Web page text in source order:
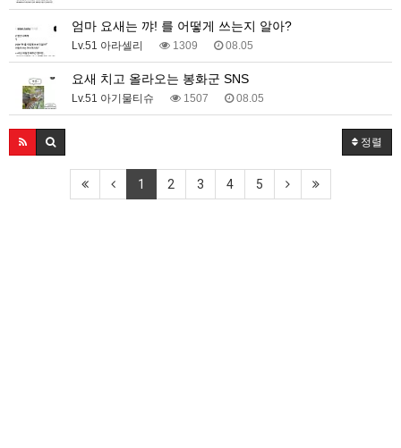
엄마 요새는 꺄! 를 어떻게 쓰는지 알아?
Lv.51 아라셀리 1309 08.05
요새 치고 올라오는 봉화군 SNS
Lv.51 아기물티슈 1507 08.05
정렬
1 2 3 4 5